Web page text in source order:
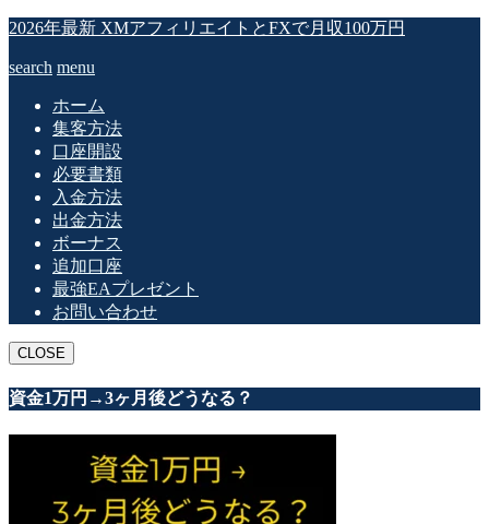
2026年最新 XMアフィリエイトとFXで月収100万円
search menu
ホーム
集客方法
口座開設
必要書類
入金方法
出金方法
ボーナス
追加口座
最強EAプレゼント
お問い合わせ
CLOSE
資金1万円→3ヶ月後どうなる？